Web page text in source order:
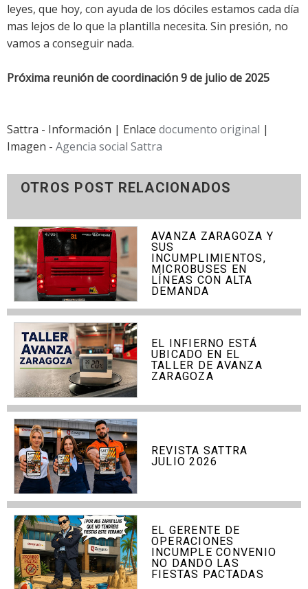
leyes, que hoy, con ayuda de los dóciles estamos cada día
mas lejos de lo que la plantilla necesita. Sin presión, no
vamos a conseguir nada.
Próxima reunión de coordinación 9 de julio de 2025
Sattra - Información | Enlace documento original |
Imagen - Agencia social Sattra
OTROS POST RELACIONADOS
AVANZA ZARAGOZA Y
SUS
INCUMPLIMIENTOS,
MICROBUSES EN
LÍNEAS CON ALTA
DEMANDA
EL INFIERNO ESTÁ
UBICADO EN EL
TALLER DE AVANZA
ZARAGOZA
REVISTA SATTRA
JULIO 2026
EL GERENTE DE
OPERACIONES
INCUMPLE CONVENIO
NO DANDO LAS
FIESTAS PACTADAS